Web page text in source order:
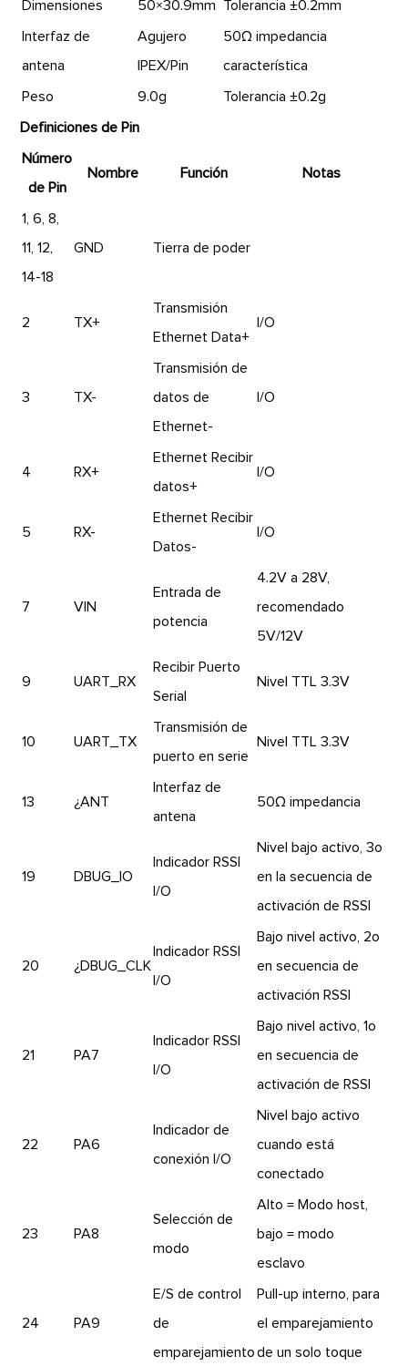
Dimensiones 50×30.9mm Tolerancia ±0.2mm
Interfaz de
antena
Agujero
IPEX/Pin
50Ω impedancia
característica
Peso 9.0g Tolerancia ±0.2g
Definiciones de Pin
Número
de Pin
Nombre Función Notas
1, 6, 8,
11, 12,
14-18
GND Tierra de poder
2 TX+
Transmisión
Ethernet Data+
I/O
3 TX-
Transmisión de
datos de
Ethernet-
I/O
4 RX+
Ethernet Recibir
datos+
I/O
5 RX-
Ethernet Recibir
Datos-
I/O
7 VIN
Entrada de
potencia
4.2V a 28V,
recomendado
5V/12V
9 UART_RX
Recibir Puerto
Serial
Nivel TTL 3.3V
10 UART_TX
Transmisión de
puerto en serie
Nivel TTL 3.3V
13 ¿ANT
Interfaz de
antena
50Ω impedancia
19 DBUG_IO
Indicador RSSI
I/O
Nivel bajo activo, 3o
en la secuencia de
activación de RSSI
20 ¿DBUG_CLK
Indicador RSSI
I/O
Bajo nivel activo, 2o
en secuencia de
activación RSSI
21 PA7
Indicador RSSI
I/O
Bajo nivel activo, 1o
en secuencia de
activación de RSSI
22 PA6
Indicador de
conexión I/O
Nivel bajo activo
cuando está
conectado
23 PA8
Selección de
modo
Alto = Modo host,
bajo = modo
esclavo
24 PA9
E/S de control
de
emparejamiento
Pull-up interno, para
el emparejamiento
de un solo toque